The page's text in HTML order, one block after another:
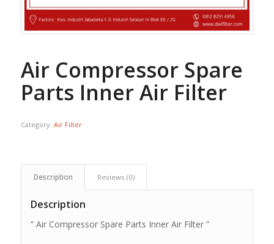
Air Compressor Spare
Parts Inner Air Filter
Category: Air Filter
Description Reviews (0)
Description
” Air Compressor Spare Parts Inner Air Filter ”